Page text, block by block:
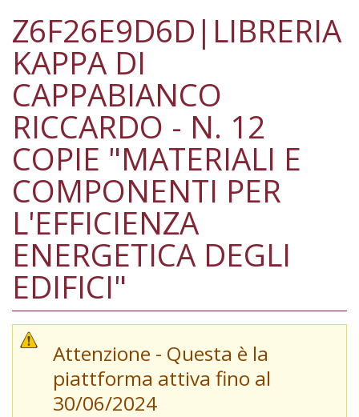
Z6F26E9D6D|LIBRERIA
KAPPA DI
CAPPABIANCO
RICCARDO - N. 12
COPIE "MATERIALI E
COMPONENTI PER
L'EFFICIENZA
ENERGETICA DEGLI
EDIFICI"
Attenzione - Questa è la
piattforma attiva fino al
30/06/2024